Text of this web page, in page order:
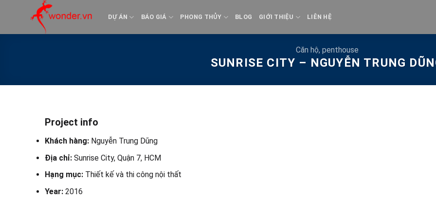
DỰ ÁN BÁO GIÁ PHONG THỦY BLOG GIỚI THIỆU LIÊN HỆ
Căn hộ, penthouse
SUNRISE CITY – NGUYỄN TRUNG
Project info
Khách hàng: Nguyễn Trung Dũng
Địa chỉ: Sunrise City, Quận 7, HCM
Hạng mục: Thiết kế và thi công nội thất
Year: 2016